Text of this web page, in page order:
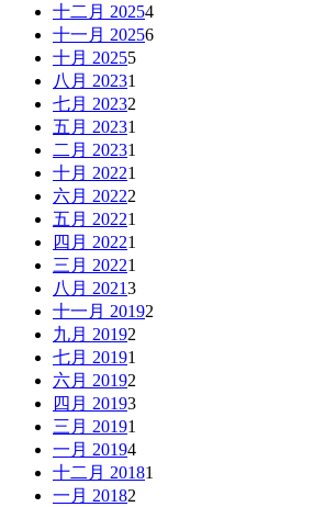
十二月 20254
十一月 20256
十月 20255
八月 20231
七月 20232
五月 20231
二月 20231
十月 20221
六月 20222
五月 20221
四月 20221
三月 20221
八月 20213
十一月 20192
九月 20192
七月 20191
六月 20192
四月 20193
三月 20191
一月 20194
十二月 20181
一月 20182